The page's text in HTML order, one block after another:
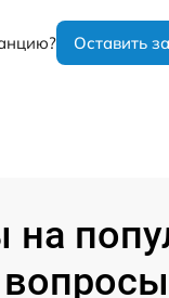
Оставить
на
вопросы